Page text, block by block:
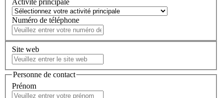
Activité principale
Numéro de téléphone
Site web
Personne de contact
Prénom